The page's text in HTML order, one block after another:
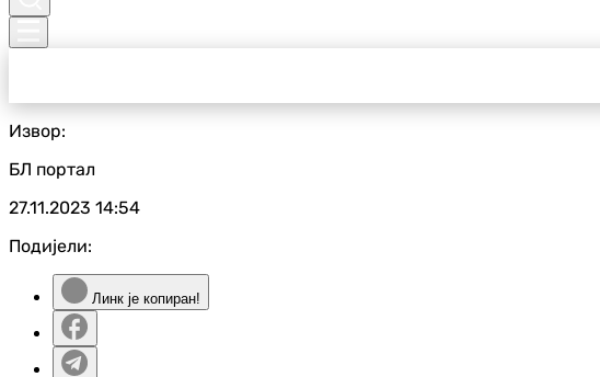
Извор:
БЛ портал
27.11.2023 14:54
Подијели:
Линк је копиран!